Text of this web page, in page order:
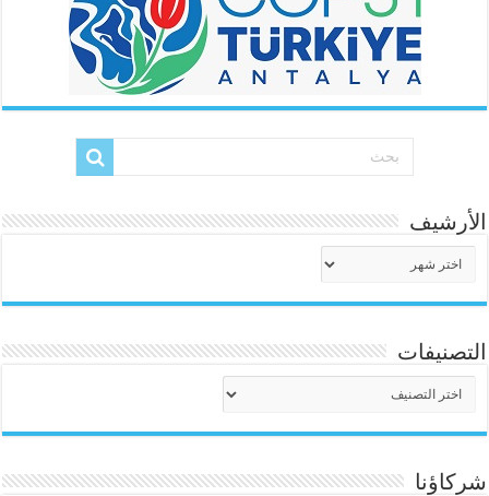
الأرشيف
التصنيفات
شركاؤنا